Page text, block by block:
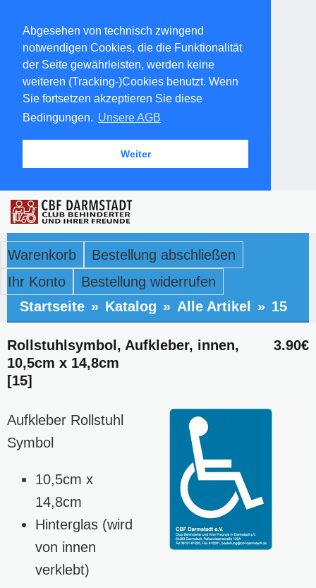
Abgesehen von technisch zwingend
notwendigen Cookies, die die Funktionalität
der Seite gewährleisten, werden keine
weiteren (Tracking-)Cookies benutzt. Wenn
Sie fortsetzen akzeptieren Sie diese
Bedingungen. Unsere AGB
Weiter
Warenkorb
Bestellung abschließen
Ihr Konto
Bestellung widerrufen
Startseite » Katalog » Alle Artikel » 15
3.90€
Rollstuhlsymbol, Aufkleber, innen,
10,5cm x 14,8cm
[15]
Aufkleber Rollstuhl
Symbol
10,5cm x
14,8cm
Hinterglas (wird
von innen
verklebt)